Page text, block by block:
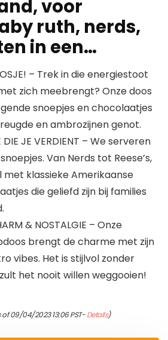
voor
ruth, nerds,
in een…
– Trek in die energiestoot
zich meebrengt? Onze doos
snoepjes en chocolaatjes
en ambrozijnen genot.
DIE JE VERDIENT – We serveren
Van Nerds tot Reese’s,
klassieke Amerikaanse
die geliefd zijn bij families
& NOSTALGIE – Onze
brengt de charme met zijn
vibes. Het is stijlvol zonder
het nooit willen weggooien!
09/04/2023 13:06 PST-Details)